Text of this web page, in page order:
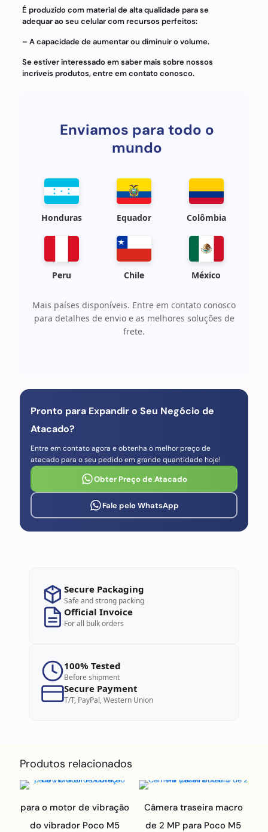
É produzido com material de alta qualidade para se
adequar ao seu celular com recursos perfeitos:
– A capacidade de aumentar ou diminuir o volume.
Se estiver interessado em saber mais sobre nossos
incríveis produtos, entre em contato conosco.
Enviamos para todo o
mundo
Honduras Equador Colômbia
Peru Chile México
Mais países disponíveis. Entre em contato conosco
para detalhes de envio e as melhores soluções de
frete.
Pronto para Expandir o Seu Negócio de
Atacado?
Entre em contato agora e obtenha o melhor preço de
atacado para o seu pedido em grande quantidade hoje!
Obter Preço de Atacado
Fale pelo WhatsApp
Secure Packaging
Safe and strong packing
Official Invoice
For all bulk orders
100% Tested
Before shipment
Secure Payment
T/T, PayPal, Western Union
Produtos relacionados
para o motor de vibração
do vibrador Poco M5
Câmera traseira macro
de 2 MP para Poco M5